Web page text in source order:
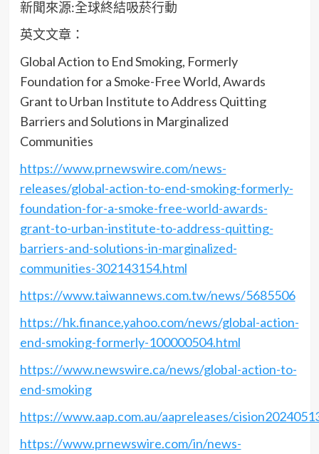
新聞來源:全球終結吸菸行動
英文文章：
Global Action to End Smoking, Formerly
Foundation for a Smoke-Free World, Awards
Grant to Urban Institute to Address Quitting
Barriers and Solutions in Marginalized
Communities
https://www.prnewswire.com/news-
releases/global-action-to-end-smoking-formerly-
foundation-for-a-smoke-free-world-awards-
grant-to-urban-institute-to-address-quitting-
barriers-and-solutions-in-marginalized-
communities-302143154.html
https://www.taiwannews.com.tw/news/5685506
https://hk.finance.yahoo.com/news/global-action-
end-smoking-formerly-100000504.html
https://www.newswire.ca/news/global-action-to-
end-smoking
https://www.aap.com.au/aapreleases/
https://www.prnewswire.com/in/news-